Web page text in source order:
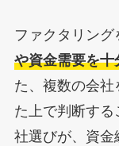
ファクタリング
や資金需要を
た、複数の会社
た上で判断す
社選びが、資金